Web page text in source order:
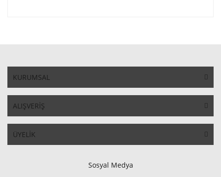
KURUMSAL
ALIŞVERİŞ
ÜYELİK
Sosyal Medya